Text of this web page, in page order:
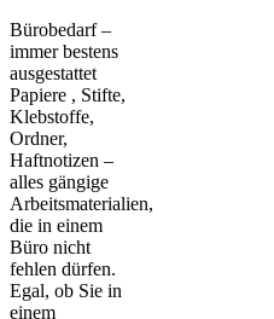
Bürobedarf –
immer bestens
ausgestattet
Papiere , Stifte,
Klebstoffe,
Ordner,
Haftnotizen –
alles gängige
Arbeitsmaterialien,
die in einem
Büro nicht
fehlen dürfen.
Egal, ob Sie in
einem